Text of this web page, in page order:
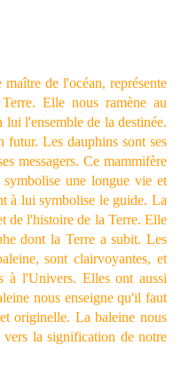
de l'océan, représente
Elle nous ramène au
l'ensemble de la destinée.
Les dauphins sont ses
messagers. Ce mammifère
une longue vie et
à lui symbolise le guide. La
de l'histoire de la Terre. Elle
dont la Terre a subit. Les
sont clairvoyantes, et
à l'Univers. Elles ont aussi
nous enseigne qu'il faut
originelle. La baleine nous
la signification de notre